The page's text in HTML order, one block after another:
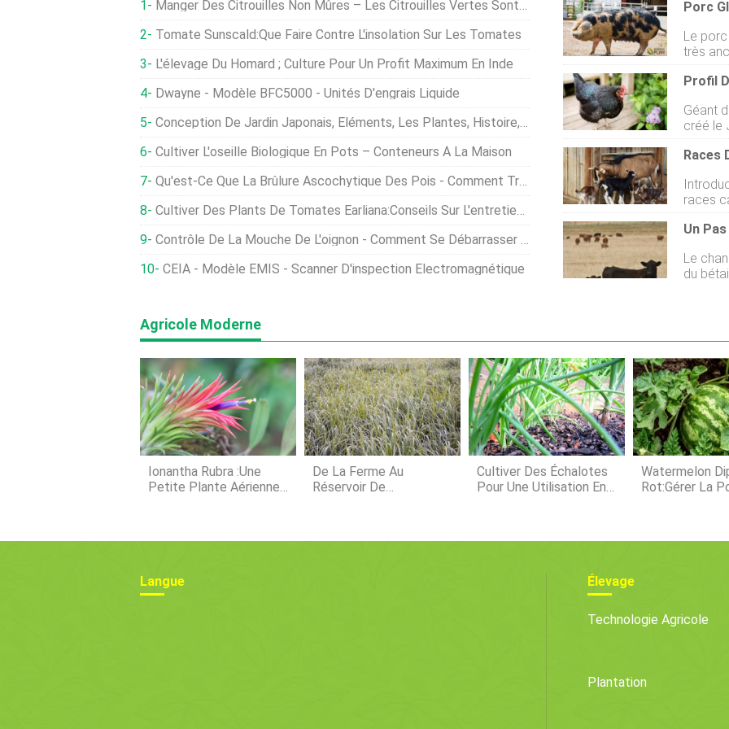
Manger Des Citrouilles Non Mûres – Les Citrouilles Vertes Sont-Elles Comestibles
Tomate Sunscald:Que Faire Contre L'insolation Sur Les Tomates
L'élevage Du Homard ; Culture Pour Un Profit Maximum En Inde
Dwayne - Modèle BFC5000 - Unités D'engrais Liquide
Conception De Jardin Japonais, Éléments, Les Plantes, Histoire, Les Faits
Cultiver L'oseille Biologique En Pots – Conteneurs À La Maison
Qu'est-Ce Que La Brûlure Ascochytique Des Pois - Comment Traiter La Brûlure Ascochytique Des Pois
Cultiver Des Plants De Tomates Earliana:Conseils Sur L'entretien Des Tomates Earliana
Contrôle De La Mouche De L'oignon - Comment Se Débarrasser Des Mouches De L'oignon
CEIA - Modèle EMIS - Scanner D'inspection Électromagnétique
Le
très
sur les
cette
origine
se
vallée
lorigine
que
race
Profil
Géant du maillot
créé le
la
pour la
race
arrivés
Jersey
de plus
races
chèvre
votre
Un
Le
du
des
sevrage. Pour le retour en arrière,
un
Agricole Moderne
Ionantha Rubra :une
Petite Plante Aérienne
De La Ferme Au
Réservoir De
Cultiver Des Échalotes
Pour Une Utilisation En
Watermelon
Rot:Gérer La
Langue Élevage
Technologie Agricole
Plantation